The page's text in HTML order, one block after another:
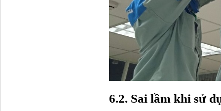
6.2. Sai lầm khi sử